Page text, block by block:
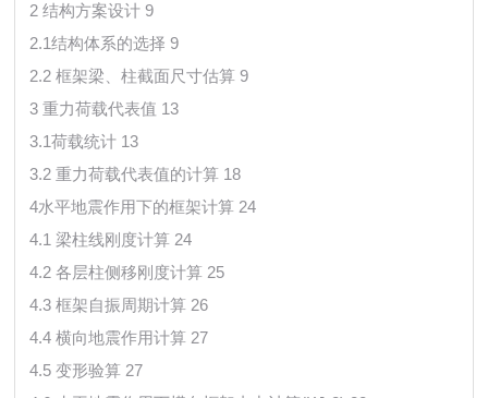
2 结构方案设计 9
2.1结构体系的选择 9
2.2 框架梁、柱截面尺寸估算 9
3 重力荷载代表值 13
3.1荷载统计 13
3.2 重力荷载代表值的计算 18
4水平地震作用下的框架计算 24
4.1 梁柱线刚度计算 24
4.2 各层柱侧移刚度计算 25
4.3 框架自振周期计算 26
4.4 横向地震作用计算 27
4.5 变形验算 27